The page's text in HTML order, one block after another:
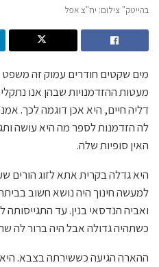
בהייטק" צילום: יח"צ אפל
מים שקטים חודרים עמוק זה
מעטות ההזדמנויות שבהן אנו
דליה חיים, היא אכן דוגמה לכך.
לה הזדמנות לספר מה היא עושה
האין סופיות שלה.
היא גדלה בקרית אתא לזוג הורים
למעשה חינוך היה נושא חשוב
ואביה הנדסאי בנין. עד
כשתהיה גדולה אבל היה ברור לה
ההארה הגיעה כששירתה בצבא.